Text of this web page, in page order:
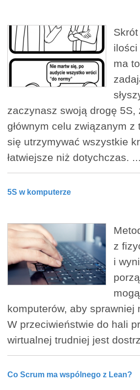
ilości
ma
zaczynasz swoją drogę
głównym celu związanym
się utrzymywać wszystkie
łatwiejsze niż dotychczas. ...
5S w komputerze
z
i
komputerów, aby sprawniej
W przeciwieństwie do hali
wirtualnej trudniej jest
Co Scrum ma wspólnego z Lean?